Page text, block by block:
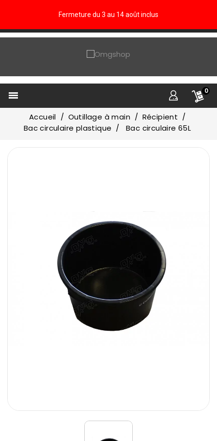
Fermeture du 3 au 14 août inclus
 0
Accueil Outillage à main
Récipient
Bac circulaire plastique
Bac circulaire 65L